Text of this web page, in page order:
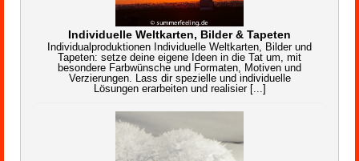
Individuelle Weltkarten, Bilder & Tapeten
Individualproduktionen Individuelle Weltkarten, Bilder und
Tapeten: setze deine eigene Ideen in die Tat um, mit
besondere Farbwünsche und Formaten, Motiven und
Verzierungen. Lass dir spezielle und individuelle
Lösungen erarbeiten und realisier [...]